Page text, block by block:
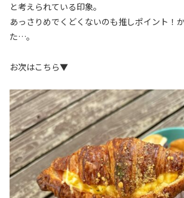
と考えられている印象。
あっさりめでくどくないのも推しポイント！
た…。
お次はこちら▼